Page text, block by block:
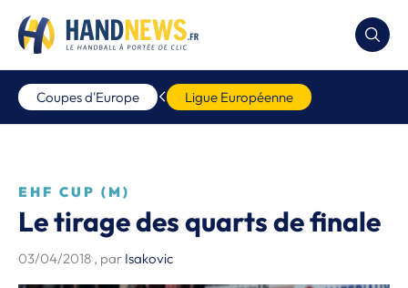
Coupes d'Europe Ligue Européenne
EHF CUP (M)
Le tirage des quarts de finale
03/04/2018 , par Isakovic